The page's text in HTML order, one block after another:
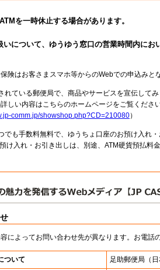
を一時休止する場合があります。
について、ゆうゆう窓口の営業時間内に
険はお客さまスマホ等からのWebでの申込みと
れている郵便局で、商品やサービスを宣伝して
しい内容はこちらのホームページをご覧くださ
comm.jp/showshop.php?CD=210080）
でも手数料無料で、ゆうちょ口座のお預け入れ
け入れ・お引き出しは、別途、ATM硬貨預払料
によってお問い合わせ先が異なります。お電話
ついて 足助郵便局 （